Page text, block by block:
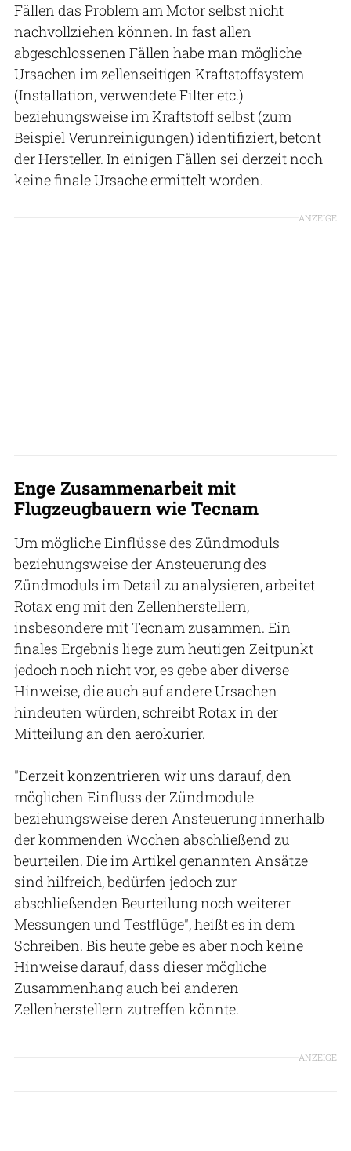
Fällen das Problem am Motor selbst nicht
nachvollziehen können. In fast allen
abgeschlossenen Fällen habe man mögliche
Ursachen im zellenseitigen Kraftstoffsystem
(Installation, verwendete Filter etc.)
beziehungsweise im Kraftstoff selbst (zum
Beispiel Verunreinigungen) identifiziert, betont
der Hersteller. In einigen Fällen sei derzeit noch
keine finale Ursache ermittelt worden.
ANZEIGE
Enge Zusammenarbeit mit
Flugzeugbauern wie Tecnam
Um mögliche Einflüsse des Zündmoduls
beziehungsweise der Ansteuerung des
Zündmoduls im Detail zu analysieren, arbeitet
Rotax eng mit den Zellenherstellern,
insbesondere mit Tecnam zusammen. Ein
finales Ergebnis liege zum heutigen Zeitpunkt
jedoch noch nicht vor, es gebe aber diverse
Hinweise, die auch auf andere Ursachen
hindeuten würden, schreibt Rotax in der
Mitteilung an den aerokurier.
"Derzeit konzentrieren wir uns darauf, den
möglichen Einfluss der Zündmodule
beziehungsweise deren Ansteuerung innerhalb
der kommenden Wochen abschließend zu
beurteilen. Die im Artikel genannten Ansätze
sind hilfreich, bedürfen jedoch zur
abschließenden Beurteilung noch weiterer
Messungen und Testflüge", heißt es in dem
Schreiben. Bis heute gebe es aber noch keine
Hinweise darauf, dass dieser mögliche
Zusammenhang auch bei anderen
Zellenherstellern zutreffen könnte.
ANZEIGE